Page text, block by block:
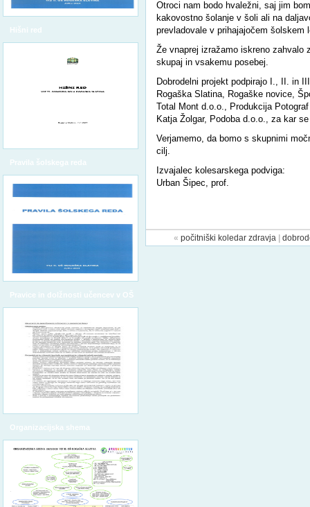
Hišni red
Pravila šolskega reda
Pravice in dolžnosti učencev v OŠ
Organizacijska shema
Otroci nam bodo hvaležni, saj jim
kakovostno šolanje v šoli ali na
prevladovale v prihajajočem šolskem
Že vnaprej izražamo iskreno zahvalo
skupaj in vsakemu posebej.
Dobrodelni projekt podpirajo I., II. in
Rogaška Slatina, Rogaške novice,
Total Mont d.o.o., Produkcija
Katja Žolgar, Podoba d.o.o., za kar
Verjamemo, da bomo s skupnimi
cilj.
Izvajalec kolesarskega podviga:
Urban Šipec, prof.
« počitniški koledar zdravja